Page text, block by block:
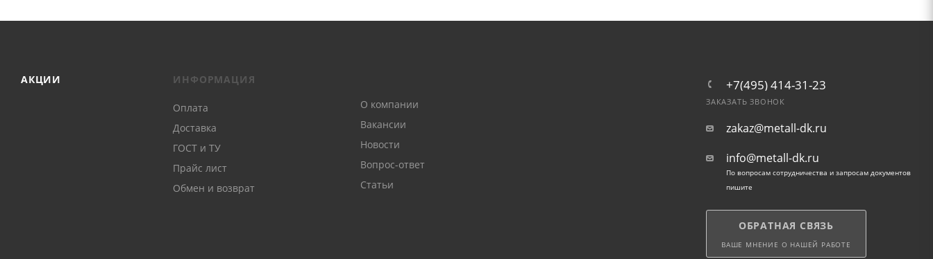
АКЦИИ ИНФОРМАЦИЯ
Оплата
Доставка
ГОСТ и ТУ
Прайс лист
Обмен и возврат
О компании
Вакансии
Новости
Вопрос-ответ
Статьи
+7(495) 414-31-23
ЗАКАЗАТЬ ЗВОНОК
zakaz@metall-dk.ru
info@metall-dk.ru
По вопросам сотрудничества и запросам документов
пишите
ОБРАТНАЯ СВЯЗЬ
ВАШЕ МНЕНИЕ О НАШЕЙ РАБОТЕ